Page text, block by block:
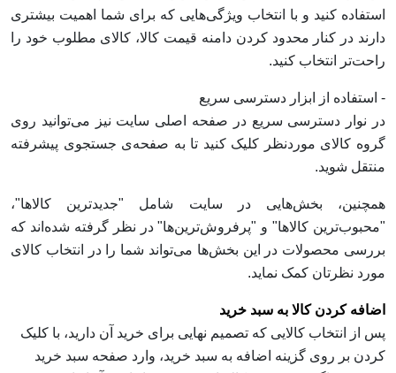
استفاده کنید و با انتخاب ویژگی‌‏‏هایی که برای شما اهمیت بیشتری
دارند در کنار محدود کردن دامنه قیمت کالا، کالای مطلوب خود را
راحت‏‏‌تر انتخاب کنید.
- استفاده از ابزار دسترسی سریع
در نوار دسترسی سریع در صفحه اصلی سایت نیز می‌توانید روی
گروه کالای موردنظر کلیک کنید تا به صفحه‌ی جستجوی پیشرفته
منتقل شوید.
همچنین، بخش‌‏هایی در سایت شامل "جدیدترین‏‌ کالاها"،
"محبوب‌ترین کالاها" و "پرفروش‏‌ترین‏‌ها" در نظر گرفته شده‌‏‏اند که
بررسی محصولات در این بخش‏‏‌ها می‌‏تواند شما را در انتخاب کالای
مورد نظرتان کمک نماید.
اضافه کردن کالا به سبد خرید
پس از انتخاب کالایی که تصمیم نهایی برای خرید آن دارید، با کلیک
کردن بر روی گزینه اضافه به سبد خرید، وارد صفحه سبد خرید